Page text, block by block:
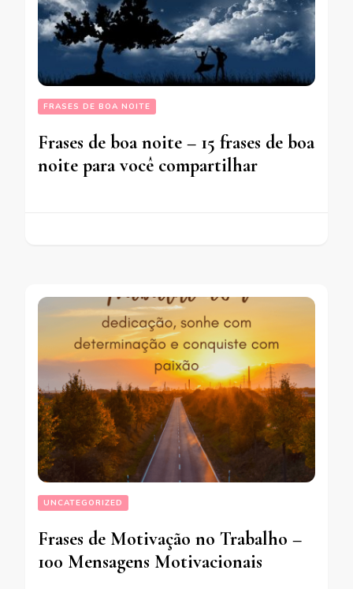
FRASES DE BOA NOITE
Frases de boa noite – 15 frases de boa
noite para você compartilhar
UNCATEGORIZED
Frases de Motivação no Trabalho –
100 Mensagens Motivacionais